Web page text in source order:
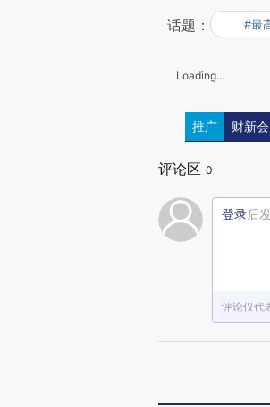
话题： #最
Loading...
推广 财新
评论区 0
登录后
评论仅代